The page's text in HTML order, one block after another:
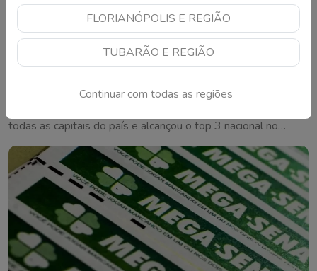
FLORIANÓPOLIS E REGIÃO
TUBARÃO E REGIÃO
Continuar com todas as regiões
Florianópolis dá salto histórico no IDEB e
vira referência nacional em educação
todas as capitais do país e alcançou o top 3 nacional no
ensino fundamental